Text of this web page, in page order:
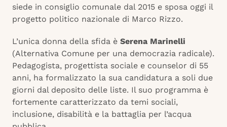
siede in consiglio comunale dal 2015 e sposa oggi il
progetto politico nazionale di Marco Rizzo.
L’unica donna della sfida è Serena Marinelli
(Alternativa Comune per una democrazia radicale).
Pedagogista, progettista sociale e counselor di 55
anni, ha formalizzato la sua candidatura a soli due
giorni dal deposito delle liste. Il suo programma è
fortemente caratterizzato da temi sociali,
inclusione, disabilità e la battaglia per l’acqua